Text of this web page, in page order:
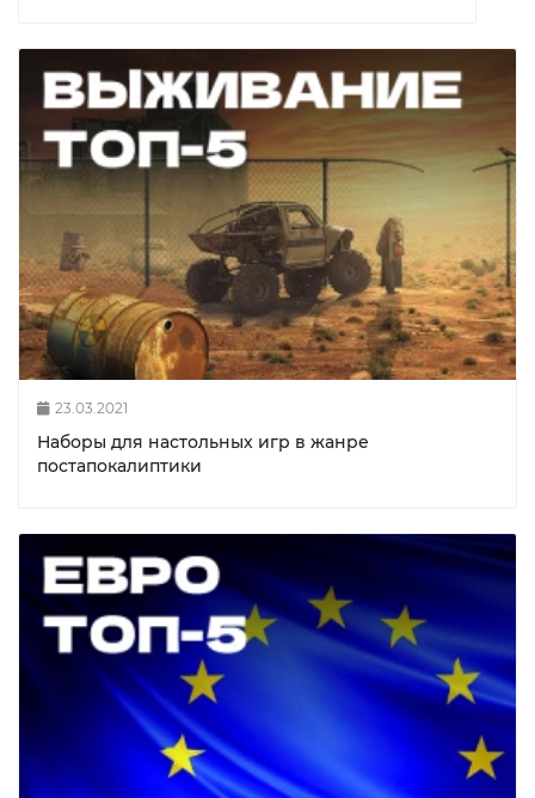
23.03.2021
Наборы для настольных игр в жанре
постапокалиптики